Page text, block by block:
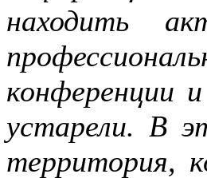
находить
конференции
устарели. В
территория,